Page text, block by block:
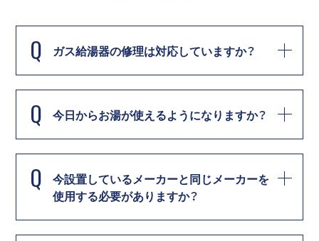
Q ガス給湯器の修理は対応していますか？
Q 今日からお湯が使えるようになりますか？
Q
今設置しているメーカーと同じメーカーを
使用する必要がありますか？